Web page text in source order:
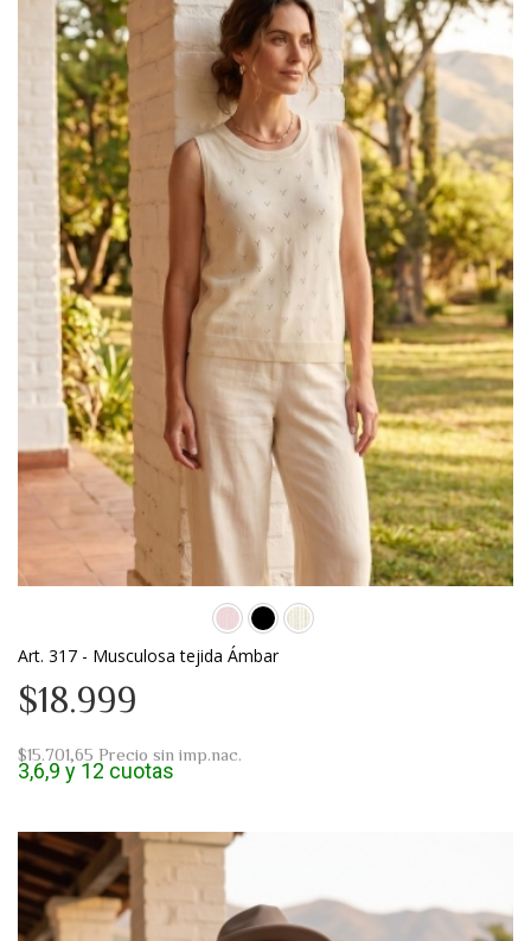
Art. 317 - Musculosa tejida Ámbar
$18.999
$15.701,65 Precio sin imp.nac.
3,6,9 y 12 cuotas